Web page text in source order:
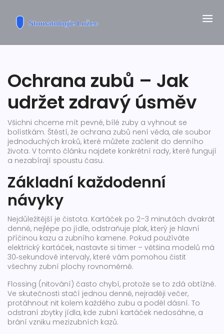
Ochrana zubů – Jak
udržet zdravý úsměv
Všichni chceme mít pevné, bílé zuby a vyhnout se
bolístkám. Štěstí, že ochrana zubů není věda, ale soubor
jednoduchých kroků, které můžete začlenit do denního
života. V tomto článku najdete konkrétní rady, které fungují
a nezabírají spoustu času.
Základní každodenní
návyky
Nejdůležitější je čistota. Kartáček po 2–3 minutách dvakrát
denně, nejlépe po jídle, odstraňuje plak, který je hlavní
příčinou kazu a zubního kamene. Pokud používáte
elektrický kartáček, nastavte si timer – většina modelů má
30‑sekundové intervaly, které vám pomohou čistit
všechny zubní plochy rovnoměrně.
Flossing (nitování) často chybí, protože se to zdá obtížné.
Ve skutečnosti stačí jednou denně, nejraději večer,
protáhnout nit kolem každého zubu a podél dásní. To
odstraní zbytky jídla, kde zubní kartáček nedosáhne, a
brání vzniku mezizubních kazů.